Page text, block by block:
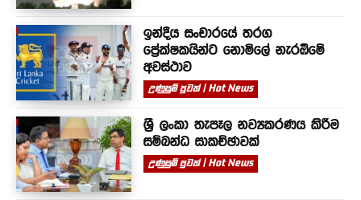
ඉන්දීය සංචාරයේ තරග
ප්‍රේක්ෂකයින්ට නොමිලේ නැරඹීමේ
අවස්ථාව
උණුසුම් පුවත් | Hot News
ශ්‍රී ලංකා තැපෑල නව්‍යකරණය කිරීම
සම්බන්ධ සාකච්ඡාවක්
උණුසුම් පුවත් | Hot News